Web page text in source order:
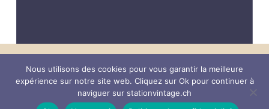
PayPal MasterCardAmerican
Express
Foulards et écharpes Gants
Lunettes de soleil
Porte-monnaie
Nous utilisons des cookies pour vous garantir la meilleure
expérience sur notre site web. Cliquez sur Ok pour continuer à
naviguer sur stationvintage.ch